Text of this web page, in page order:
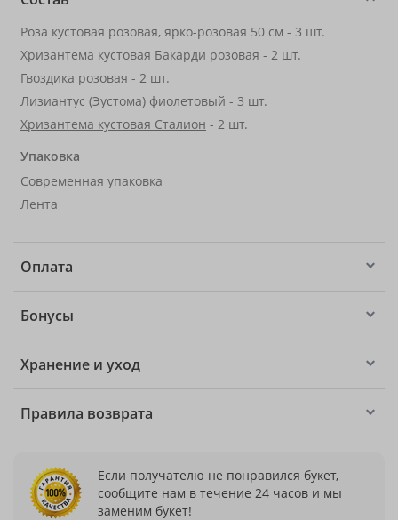
Роза кустовая розовая, ярко-розовая 50 см - 3 шт.
Хризантема кустовая Бакарди розовая - 2 шт.
Гвоздика розовая - 2 шт.
Лизиантус (Эустома) фиолетовый - 3 шт.
Хризантема кустовая Сталион - 2 шт.
Упаковка
Современная упаковка
Лента
Оплата
Бонусы
Хранение и уход
Правила возврата
Если получателю не понравился букет,
сообщите нам в течение 24 часов и мы
заменим букет!